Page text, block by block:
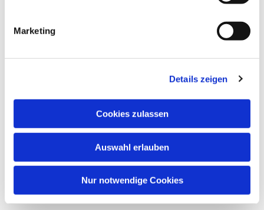
Marketing
Details zeigen
Cookies zulassen
Auswahl erlauben
Nur notwendige Cookies